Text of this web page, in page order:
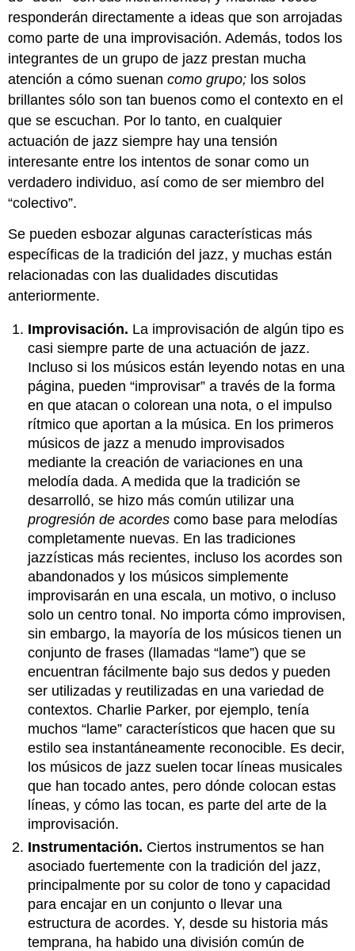
responderán directamente a ideas que son arrojadas
como parte de una improvisación. Además, todos los
integrantes de un grupo de jazz prestan mucha
atención a cómo suenancomo grupo; los solos
brillantes sólo son tan buenos como el contexto en el
que se escuchan. Por lo tanto, en cualquier
actuación de jazz siempre hay una tensión
interesante entre los intentos de sonar como un
verdadero individuo, así como de ser miembro del
“colectivo”.
Se pueden esbozar algunas características más
específicas de la tradición del jazz, y muchas están
relacionadas con las dualidades discutidas
anteriormente.
Improvisación. La improvisación de algún tipo es
casi siempre parte de una actuación de jazz.
Incluso si los músicos están leyendo notas en una
página, pueden “improvisar” a través de la forma
en que atacan o colorean una nota, o el impulso
rítmico que aportan a la música. En los primeros
músicos de jazz a menudo improvisados
mediante la creación de variaciones en una
melodía dada. A medida que la tradición se
desarrolló, se hizo más común utilizar una
progresión de acordes como base para melodías
completamente nuevas. En las tradiciones
jazzísticas más recientes, incluso los acordes son
abandonados y los músicos simplemente
improvisarán en una escala, un motivo, o incluso
solo un centro tonal. No importa cómo improvisen,
sin embargo, la mayoría de los músicos tienen un
conjunto de frases (llamadas “lame”) que se
encuentran fácilmente bajo sus dedos y pueden
ser utilizadas y reutilizadas en una variedad de
contextos. Charlie Parker, por ejemplo, tenía
muchos “lame” característicos que hacen que su
estilo sea instantáneamente reconocible. Es decir,
los músicos de jazz suelen tocar líneas musicales
que han tocado antes, pero dónde colocan estas
líneas, y cómo las tocan, es parte del arte de la
improvisación.
Instrumentación. Ciertos instrumentos se han
asociado fuertemente con la tradición del jazz,
principalmente por su color de tono y capacidad
para encajar en un conjunto o llevar una
estructura de acordes. Y, desde su historia más
temprana, ha habido una división común de